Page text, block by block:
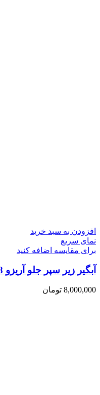
افزودن به سبد خرید
نمای سریع
برای مقایسه اضافه کنید
آبگیر زیر سپر جلو آریزو 8 _ ARRIZO 8
8,000,000 تومان